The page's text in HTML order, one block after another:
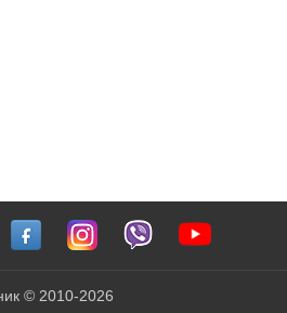
© 2010-2026